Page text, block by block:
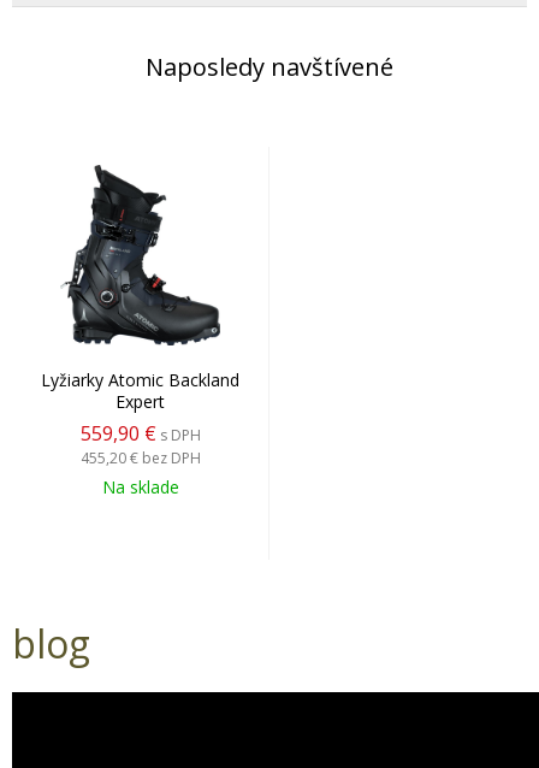
Naposledy navštívené
Lyžiarky Atomic Backland
Expert
559,90 € s DPH
455,20 € bez DPH
Na sklade
blog